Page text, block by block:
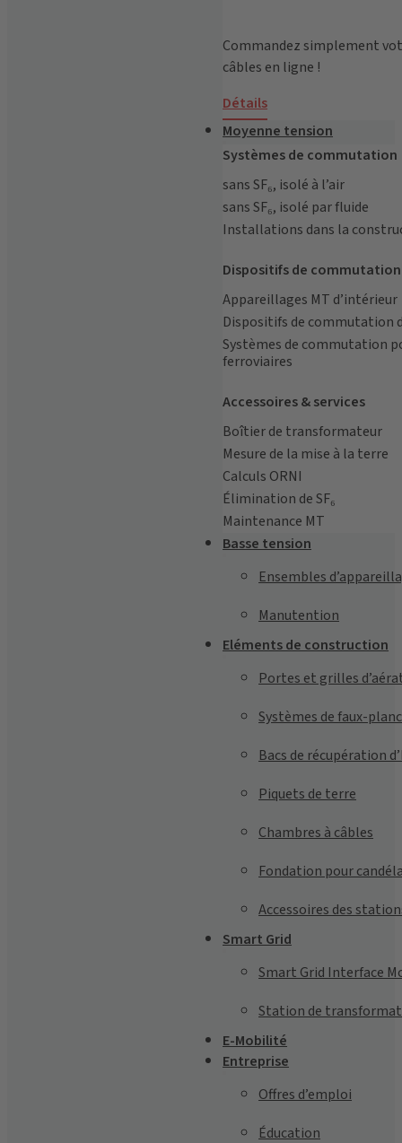
Commandez simplement
câbles en ligne !
Détails
Moyenne tension
Systèmes de commutation
sans SF₆, isolé à l’air
sans SF₆, isolé par fluide
Installations dans la
Dispositifs de commutation
Appareillages MT d’intérieur
Dispositifs de commutation
Systèmes de commutation
ferroviaires
Accessoires & services
Boîtier de transformateur
Mesure de la mise à la terre
Calculs ORNI
Élimination de SF₆
Maintenance MT
Basse tension
Ensembles
Manutention
Eléments de construction
Portes et grilles
Systèmes de faux-
Bacs de récupération
Piquets de terre
Chambres à câbles
Fondation pour
Accessoires des
Smart Grid
Smart Grid Interface
Station de
E-Mobilité
Entreprise
Offres d’emploi
Éducation